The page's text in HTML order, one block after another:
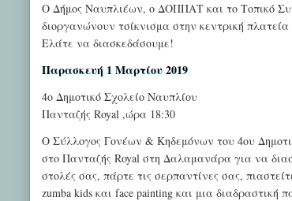
Ο Δήμος Ναυπλιέων, ο ΔΟΠΠΑΤ και το Τοπικό
διοργανώνουν τσίκνισμα στην κεντρική
Ελάτε να διασκεδάσουμε!
Παρασκευή 1 Μαρτίου 2019
4ο Δημοτικό Σχολείο Ναυπλίου
Πανταζής Royal ,ώρα 18:30
Ο Σύλλογος Γονέων & Κηδεμόνων του 4ου
στο Πανταζής Royal στη Δαλαμανάρα για να
στολές σας, πάρτε τις σερπαντίνες σας,
zumba kids και face painting και μια